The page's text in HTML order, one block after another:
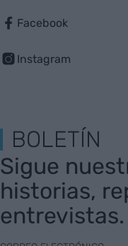
Facebook
Instagram
BOLETÍN
Sigue
historias,
entrevistas.